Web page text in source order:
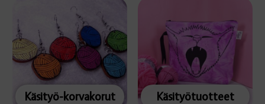
Käsityö-korvakorut Käsityötuotteet